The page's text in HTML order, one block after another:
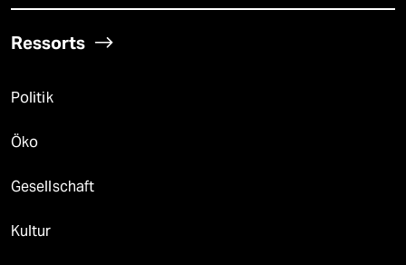
Ressorts
Politik
Öko
Gesellschaft
Kultur